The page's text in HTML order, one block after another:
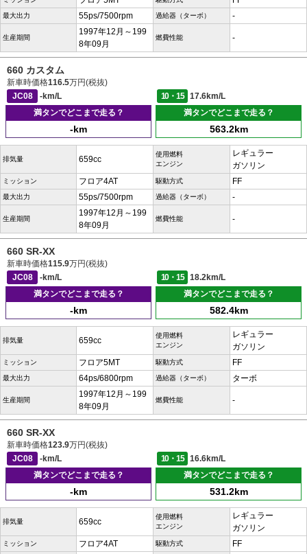
最大出力 55ps/7500rpm 過給器（ターボ） -
生産期間
1997年12月～199
8年09月
燃費性能 -
660 カスタム
新車時価格116.5万円(税抜)
JC08
-km/L 10・15
17.6km/L
満タンでどこまで走る？
-km
満タンでどこまで走る？
563.2km
排気量 659cc
使用燃料
エンジン
レギュラー
ガソリン
ミッション フロア4AT 駆動方式 FF
最大出力 55ps/7500rpm 過給器（ターボ） -
生産期間
1997年12月～199
8年09月
燃費性能 -
660 SR-XX
新車時価格115.9万円(税抜)
JC08
-km/L 10・15
18.2km/L
満タンでどこまで走る？
-km
満タンでどこまで走る？
582.4km
排気量 659cc
使用燃料
エンジン
レギュラー
ガソリン
ミッション フロア5MT 駆動方式 FF
最大出力 64ps/6800rpm 過給器（ターボ） ターボ
生産期間
1997年12月～199
8年09月
燃費性能 -
660 SR-XX
新車時価格123.9万円(税抜)
JC08
-km/L 10・15
16.6km/L
満タンでどこまで走る？
-km
満タンでどこまで走る？
531.2km
排気量 659cc
使用燃料
エンジン
レギュラー
ガソリン
ミッション フロア4AT 駆動方式 FF